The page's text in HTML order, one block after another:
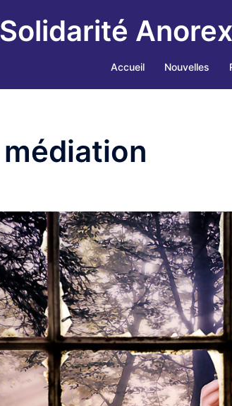
Solidarité
Accueil Nouvelles
médiation